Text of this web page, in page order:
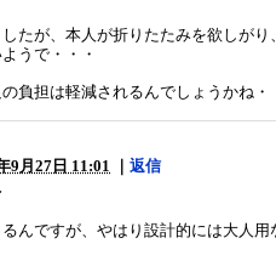
たが、本人が折りたたみを欲しが
うで・・・
負担は軽減されるんでしょうかね・
9月27日 11:01
返信
んですが、やはり設計的には大人